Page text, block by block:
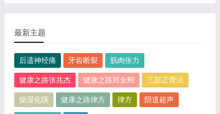
最新主题
后遗神经痛 牙齿断裂 肌肉张力
健康之路张兆杰 健康之路郑金刚 三部正骨法
燥湿化痰 健康之路律方 律方 阴道超声